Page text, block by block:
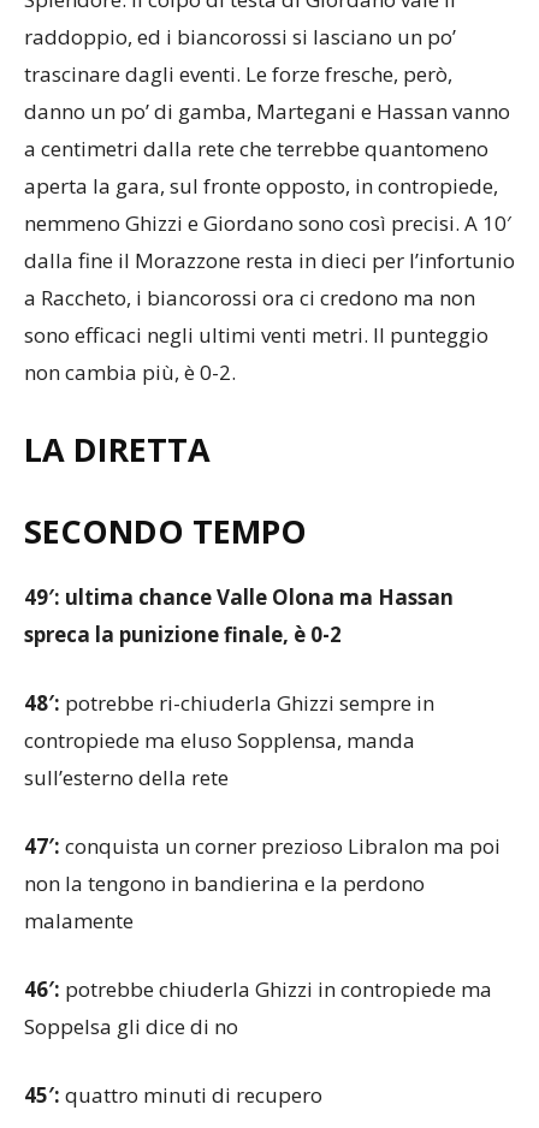
trascinare dagli eventi. Le forze fresche, però,
danno un po’ di gamba, Martegani e Hassan vanno
a centimetri dalla rete che terrebbe quantomeno
aperta la gara, sul fronte opposto, in contropiede,
nemmeno Ghizzi e Giordano sono così precisi. A 10′
dalla fine il Morazzone resta in dieci per l’infortunio
a Raccheto, i biancorossi ora ci credono ma non
sono efficaci negli ultimi venti metri. Il punteggio
non cambia più, è 0-2.
49′: ultima chance Valle Olona ma Hassan
spreca la punizione finale, è 0-2
contropiede ma eluso Sopplensa, manda
sull’esterno della rete
non la tengono in bandierina e la perdono
malamente
Soppelsa gli dice di no